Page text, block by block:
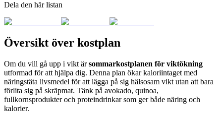
Dela den här listan
Översikt över kostplan
Om du vill gå upp i vikt ärsommarkostplanen för viktökning
utformad för att hjälpa dig. Denna plan ökar kaloriintaget med
näringstäta livsmedel för att lägga på sig hälsosam vikt utan att bara
förlita sig på skräpmat. Tänk på avokado, quinoa,
fullkornsprodukter och proteindrinkar som ger både näring och
kalorier.